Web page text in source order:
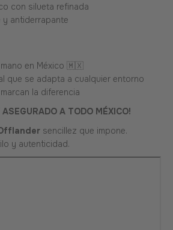
con silueta refinada
y antiderrapante
mano en México 🇲🇽
que se adapta a cualquier entorno
la diferencia
A TODO MÉXICO!
sencillez que impone.
y autenticidad.